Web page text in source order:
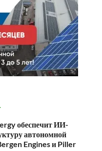
обеспечит ИИ-
автономной
Engines и Piller